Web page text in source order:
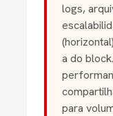
logs,
a do
para